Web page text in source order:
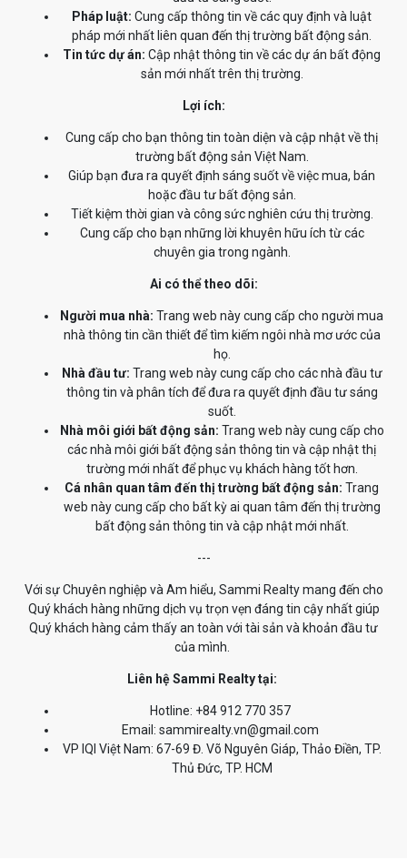
Pháp luật: Cung cấp thông tin về các quy định và luật
pháp mới nhất liên quan đến thị trường bất động sản.
Tin tức dự án: Cập nhật thông tin về các dự án bất động
sản mới nhất trên thị trường.
Lợi ích:
Cung cấp cho bạn thông tin toàn diện và cập nhật về thị
trường bất động sản Việt Nam.
Giúp bạn đưa ra quyết định sáng suốt về việc mua, bán
hoặc đầu tư bất động sản.
Tiết kiệm thời gian và công sức nghiên cứu thị trường.
Cung cấp cho bạn những lời khuyên hữu ích từ các
chuyên gia trong ngành.
Ai có thể theo dõi:
Người mua nhà: Trang web này cung cấp cho người mua
nhà thông tin cần thiết để tìm kiếm ngôi nhà mơ ước của
họ.
Nhà đầu tư: Trang web này cung cấp cho các nhà đầu tư
thông tin và phân tích để đưa ra quyết định đầu tư sáng
suốt.
Nhà môi giới bất động sản: Trang web này cung cấp cho
các nhà môi giới bất động sản thông tin và cập nhật thị
trường mới nhất để phục vụ khách hàng tốt hơn.
Cá nhân quan tâm đến thị trường bất động sản: Trang
web này cung cấp cho bất kỳ ai quan tâm đến thị trường
bất động sản thông tin và cập nhật mới nhất.
---
Với sự Chuyên nghiệp và Am hiểu, Sammi Realty mang đến cho
Quý khách hàng những dịch vụ trọn vẹn đáng tin cậy nhất giúp
Quý khách hàng cảm thấy an toàn với tài sản và khoản đầu tư
của mình.
Liên hệ Sammi Realty tại:
Hotline: +84 912 770 357
Email: sammirealty.vn@gmail.com
VP IQI Việt Nam: 67-69 Đ. Võ Nguyên Giáp, Thảo Điền, TP.
Thủ Đức, TP. HCM